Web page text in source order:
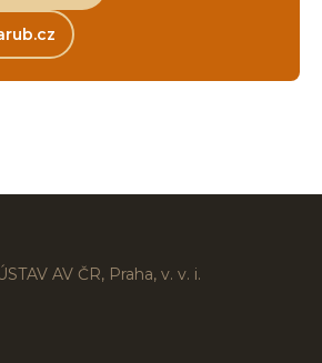
AV ČR, Praha, v. v. i.